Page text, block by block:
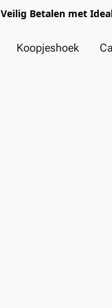
Veilig Betalen met
Koopjeshoek